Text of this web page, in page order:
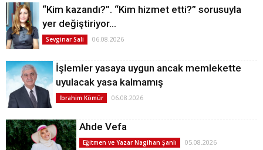
“Kim kazandı?”. “Kim hizmet etti?” sorusuyla
yer değiştiriyor…
Sevginar Sali 06.08.2026
İşlemler yasaya uygun ancak memlekette
uyulacak yasa kalmamış
İbrahim Kömür 06.08.2026
Ahde Vefa
Eğitmen ve Yazar Nagihan Şanlı 05.08.2026